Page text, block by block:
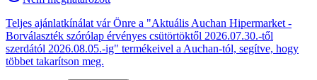
Teljes ajánlatkínálat vár Önre a "Aktuális Auchan Hipermarket -
Borválaszték szórólap érvényes csütörtöktől 2026.07.30.-től
szerdától 2026.08.05.-ig" termékeivel a Auchan-tól, segítve, hogy
többet takarítson meg.